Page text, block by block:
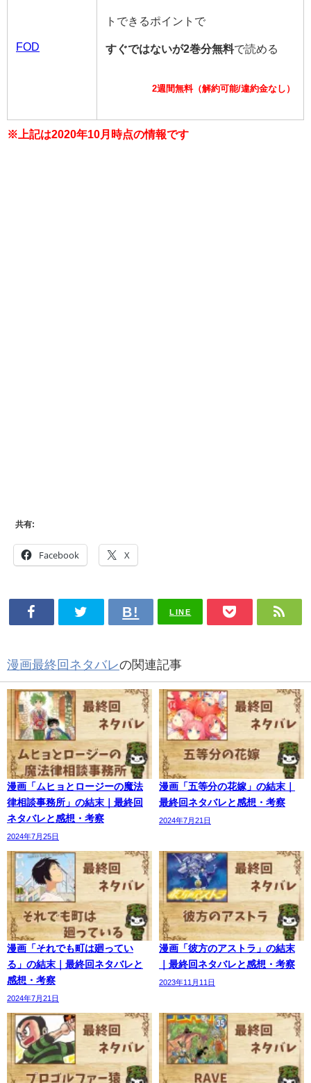
FOD
トできるポイントで
すぐではないが2巻分無料で読める
2週間無料（解約可能/違約金なし）
※上記は2020年10月時点の情報です
共有:
Facebook X
LINE
漫画最終回ネタバレの関連記事
漫画「ムヒョとロージーの魔法
律相談事務所」の結末｜最終回
ネタバレと感想・考察
2024年7月25日
漫画「五等分の花嫁」の結末｜
最終回ネタバレと感想・考察
2024年7月21日
漫画「それでも町は廻ってい
る」の結末｜最終回ネタバレと
感想・考察
2024年7月21日
漫画「彼方のアストラ」の結末
｜最終回ネタバレと感想・考察
2023年11月11日